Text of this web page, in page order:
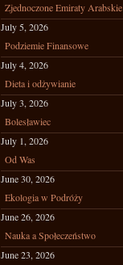
Zjednoczone Emiraty Arabskie
July 5, 2026
Podziemie Finansowe
July 4, 2026
Dieta i odżywianie
July 3, 2026
Bolesławiec
July 1, 2026
Od Was
June 30, 2026
Ekologia w Podróży
June 26, 2026
Nauka a Społeczeństwo
June 23, 2026